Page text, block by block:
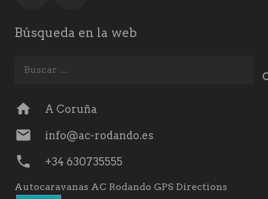
Búsqueda en la web
home A Coruña
mail info@ac-rodando.es
phone +34 630735555
Autocaravanas AC Rodando GPS Directions